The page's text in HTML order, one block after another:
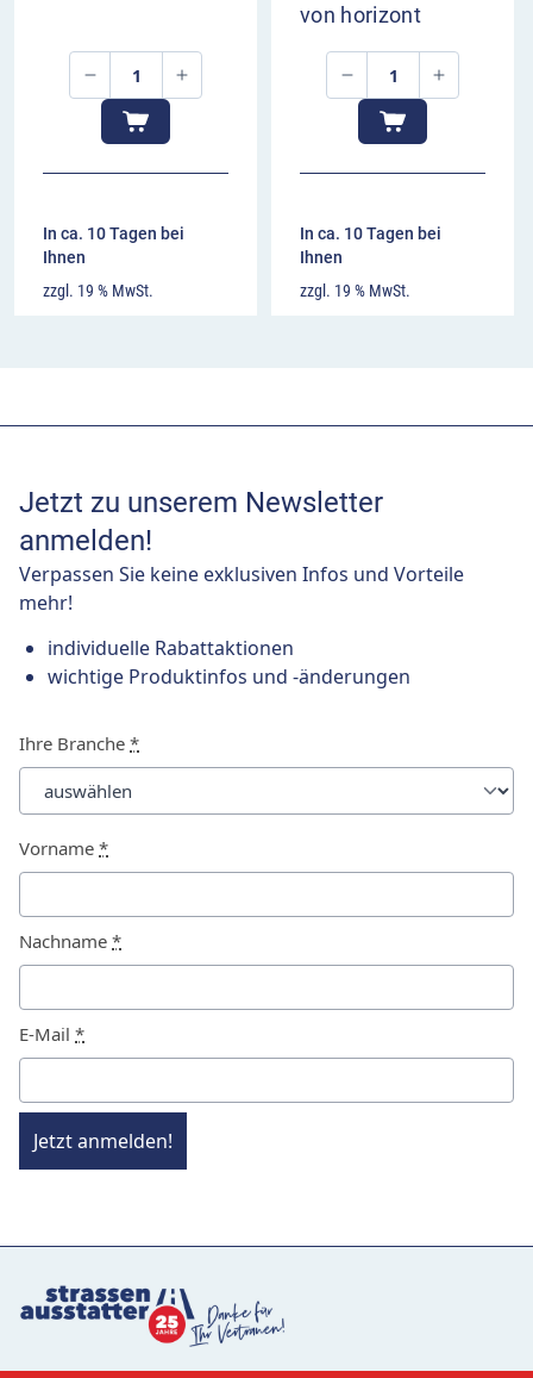
In ca. 10 Tagen bei
Ihnen
zzgl. 19 % MwSt.
von horizont
In ca. 10 Tagen bei
Ihnen
zzgl. 19 % MwSt.
Jetzt zu unserem Newsletter
anmelden!
Verpassen Sie keine exklusiven Infos und Vorteile
mehr!
individuelle Rabattaktionen
wichtige Produktinfos und -änderungen
Ihre Branche *
Vorname *
Nachname *
E-Mail *
Jetzt anmelden!